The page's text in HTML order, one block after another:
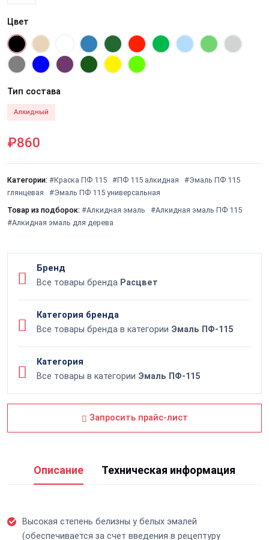
Цвет
Тип состава
Алкидный
₽860
Категории: #Краска ПФ 115 #ПФ 115 алкидная
#Эмаль ПФ 115
глянцевая
#Эмаль ПФ 115 универсальная
Товар из подборок: #Алкидная эмаль
#Алкидная эмаль ПФ 115
#Алкидная эмаль для дерева
Бренд
Все товары бренда Расцвет
Категория бренда
Все товары бренда в категории Эмаль ПФ-115
Категория
Все товары в категории Эмаль ПФ-115
Запросить прайс-лист
Описание Техническая информация
Высокая степень белизны у белых эмалей
(обеспечивается за счет введения в рецептуру